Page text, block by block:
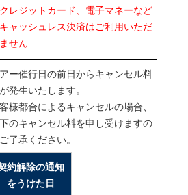
レジットカード、電子マネーなど
ャッシュレス決済はご利用いただ
せん
ー催行日の前日からキャンセル料
発生いたします。
様都合によるキャンセルの場合、
のキャンセル料を申し受けますの
了承ください。
約解除の通知
をうけた日